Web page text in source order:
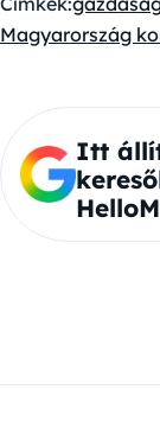
Magyarország
Itt